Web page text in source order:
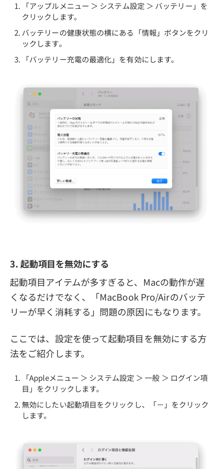
「アップルメニュー ＞ システム設定 ＞ バッテリー」を
クリックします。
バッテリーの健康状態の横にある「情報」ボタンをクリ
ックします。
「バッテリー充電の最適化」を有効にします。
3. 起動項目を無効にする
起動項目アイテムが多すぎると、Macの動作が遅
くなるだけでなく、「MacBook Pro/Airのバッテ
リーが早く消耗する」問題の原因にもなります。
ここでは、設定を使って起動項目を無効にする方
法をご紹介します。
「Appleメニュー ＞ システム設定 ＞ 一般 ＞ ログイン項
目」をクリックします。
無効にしたい起動項目をクリックし、「－」をクリック
します。